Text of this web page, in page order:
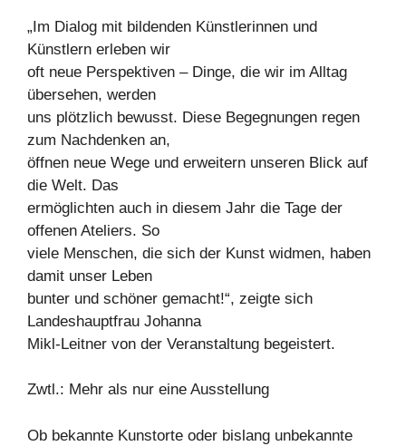
„Im Dialog mit bildenden Künstlerinnen und
Künstlern erleben wir
oft neue Perspektiven – Dinge, die wir im Alltag
übersehen, werden
uns plötzlich bewusst. Diese Begegnungen regen
zum Nachdenken an,
öffnen neue Wege und erweitern unseren Blick auf
die Welt. Das
ermöglichten auch in diesem Jahr die Tage der
offenen Ateliers. So
viele Menschen, die sich der Kunst widmen, haben
damit unser Leben
bunter und schöner gemacht!“, zeigte sich
Landeshauptfrau Johanna
Mikl-Leitner von der Veranstaltung begeistert.
Zwtl.: Mehr als nur eine Ausstellung
Ob bekannte Kunstorte oder bislang unbekannte